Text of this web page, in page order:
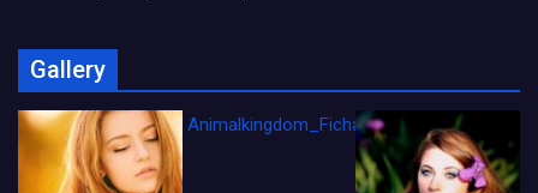
Gallery
Animalkingdom_FichaCine